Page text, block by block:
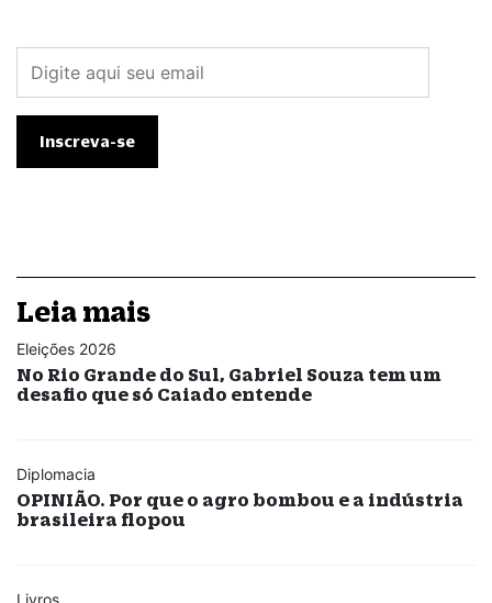
Leia mais
Eleições 2026
No Rio Grande do Sul, Gabriel Souza tem um
desafio que só Caiado entende
Diplomacia
OPINIÃO. Por que o agro bombou e a indústria
brasileira flopou
Livros